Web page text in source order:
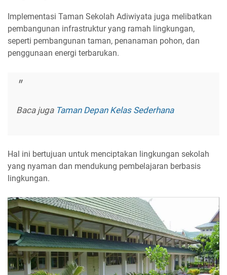
Implementasi Taman Sekolah Adiwiyata juga melibatkan
pembangunan infrastruktur yang ramah lingkungan,
seperti pembangunan taman, penanaman pohon, dan
penggunaan energi terbarukan.
Baca juga Taman Depan Kelas Sederhana
Hal ini bertujuan untuk menciptakan lingkungan sekolah
yang nyaman dan mendukung pembelajaran berbasis
lingkungan.